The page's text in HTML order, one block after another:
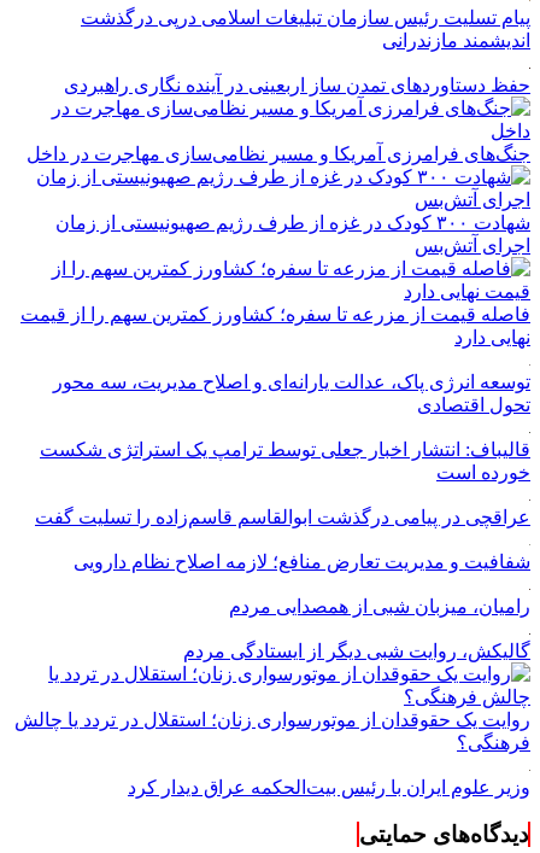
پیام تسلیت رئیس سازمان تبلیغات اسلامی درپی درگذشت
اندیشمند مازندرانی
حفظ دستاوردهای تمدن ساز اربعینی در آینده نگاری راهبردی
جنگ‌های فرامرزی آمریکا و مسیر نظامی‌سازی مهاجرت در داخل
شهادت ۳۰۰ کودک در غزه از طرف رژیم صهیونیستی از زمان
اجرای آتش‌بس
فاصله قیمت از مزرعه تا سفره؛ کشاورز کمترین سهم را از قیمت
نهایی دارد
توسعه انرژی پاک، عدالت یارانه‌ای و اصلاح مدیریت، سه محور
تحول اقتصادی
قالیباف: انتشار اخبار جعلی توسط ترامپ یک استراتژی شکست
خورده است
عراقچی در پیامی درگذشت ابوالقاسم قاسم‌زاده را تسلیت گفت
شفافیت و مدیریت تعارض منافع؛ لازمه اصلاح نظام دارویی
رامیان، میزبان شبی از همصدایی مردم
گالیکش، روایت شبی دیگر از ایستادگی مردم
روایت یک حقوقدان از موتورسواری زنان؛ استقلال در تردد یا چالش
فرهنگی؟
وزیر علوم ایران با رئیس بیت‌الحکمه عراق دیدار کرد
دیدگاه‌های حمایتی